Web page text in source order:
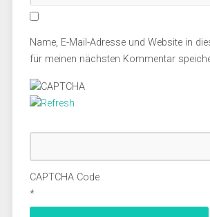
Name, E-Mail-Adresse und Website in
für meinen nächsten Kommentar
CAPTCHA Code
*